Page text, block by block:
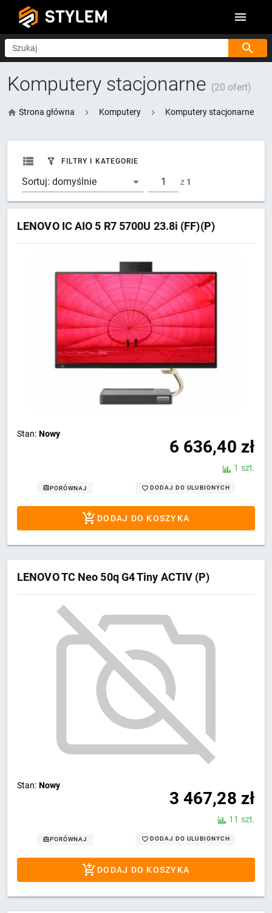
STYLEM
Szukaj
Komputery stacjonarne (20 ofert)
Strona główna Komputery Komputery stacjonarne
FILTRY I KATEGORIE
Sortuj: domyślnie z 1
LENOVO IC AIO 5 R7 5700U 23.8i (FF)(P)
Stan: Nowy
6 636,40 zł
1 szt.
PORÓWNAJ DODAJ DO ULUBIONYCH
DODAJ DO KOSZYKA
LENOVO TC Neo 50q G4 Tiny ACTIV (P)
Stan: Nowy
3 467,28 zł
11 szt.
PORÓWNAJ DODAJ DO ULUBIONYCH
DODAJ DO KOSZYKA